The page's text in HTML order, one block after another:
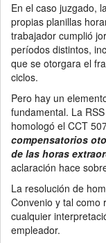
En el caso juzgado,
propias planillas
trabajador cumplió
períodos distintos,
que se otorgara el
ciclos.
Pero hay un
fundamental. La
homologó el CCT
compensatorios
de las horas
aclaración hace
La resolución de
Convenio y tal como
cualquier
empleador.